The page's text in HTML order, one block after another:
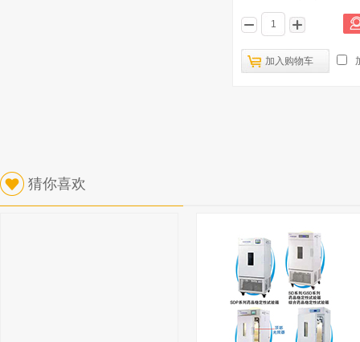
加入购物车
猜你喜欢